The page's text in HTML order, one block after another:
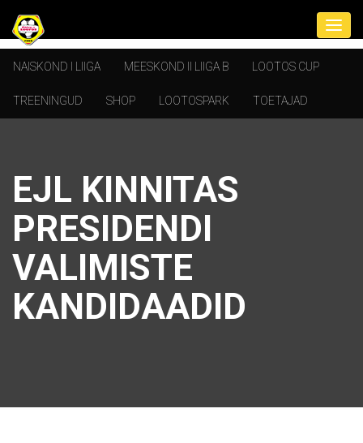
NAISKOND I LIIGA MEESKOND II LIIGA B LOOTOS CUP
TREENINGUD SHOP LOOTOSPARK TOETAJAD
EJL KINNITAS
PRESIDENDI
VALIMISTE
KANDIDAADID